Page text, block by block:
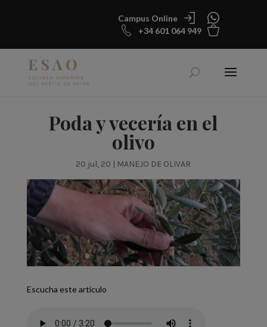
Campus Online
+34 601 064 949
Poda y vecería en el
olivo
20 jul, 20 | MANEJO DE OLIVAR
Escucha este artículo